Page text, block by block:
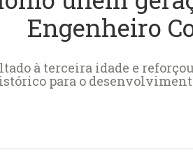
Engenheiro
à terceira idade e
para o